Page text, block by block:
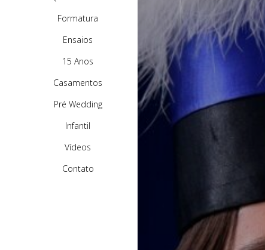
Formatura
Ensaios
15 Anos
Casamentos
Pré Wedding
Infantil
Vídeos
Contato